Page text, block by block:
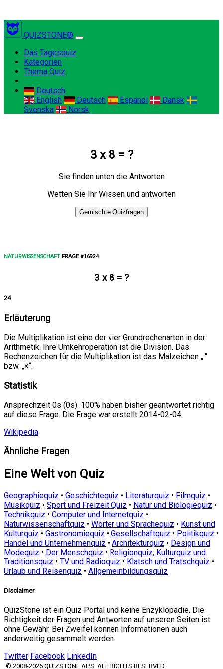
QUIZSTONE®
Das Tagesquiz
Kategorien
Thema Quiz
Deutsch
English
Deutsch Espanol
Dansk
Svenska
Norsk
3 x 8 = ?
Sie finden unten die Antworten
Wetten Sie Ihr Wissen und antworten
Gemischte Quizfragen
NATURWISSENSCHAFT FRAGE #16924
3 x 8 = ?
24
Erläuterung
Die Multiplikation ist eine der vier Grundrechenarten in der
Arithmetik. Ihre Umkehroperation ist die Division. Das
Rechenzeichen für die Multiplikation ist das Malzeichen „·“
bzw. „×“.
Statistik
Ansprechzeit 0s (0s). 100% haben bisher geantwortet richtig
auf diese Frage. Die Frage war erstellt 2014-02-04.
Wikipedia
Ähnliche Fragen
Eine Welt von Quiz
Geographiequiz • Geschichtequiz • Literaturquiz • Filmquiz •
Musikquiz • Sport und Freizeit Quiz • Natur und Biologiequiz •
Technikquiz • Computer und Internetquiz •
Naturwissenschaftquiz • Wörter und Sprachequiz • Kunst und
Kulturquiz • Gastronomiequiz • Gesellschaftquiz • Politikquiz •
Handel und Unternehmenquiz • Architekturquiz • Design und
Modequiz • Der Menschquiz • Religionquiz, Kulturquiz und
Traditionsquiz • TV und Radioquiz • Klatsch und Tratschquiz •
Urlaub und Reisenquiz • Allgemeinbildungsquiz
Disclaimer
QuizStone ist ein Quiz Portal und keine Enzyklopädie. Die
Richtigkeit der Fragen und Antworten auf unseren Seiten ist
ohne Gewähr. Bei Zweifel können Informationen auch
anderweitig gesammelt werden.
Twitter Facebook LinkedIn
© 2008-2026 QUIZSTONE APS. ALL RIGHTS RESERVED.